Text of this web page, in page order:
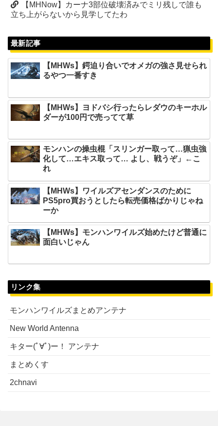
【MHNow】カーナ3部位破壊済みでミリ残しで誰も
立ち上がらないから見学してたわ
最新記事
【MHWs】鍔迫り合いでオメガの強さ見せられ
るやつ一番すき
【MHWs】ヨドバシ行ったらレダウのキーホル
ダーが100円で売ってて草
モンハンの操虫棍「スリンガー取って…猟虫強
化して…エキス取って… よし、戦うぞ」←こ
れ
【MHWs】ワイルズアセンダンスのために
PS5pro買おうとしたら転売価格ばかりじゃね
ーか
【MHWs】モンハンワイルズ始めたけど普通に
面白いじゃん
リンク集
モンハンワイルズまとめアンテナ
New World Antenna
キター(ﾟ∀ﾟ)ー！ アンテナ
まとめくす
2chnavi